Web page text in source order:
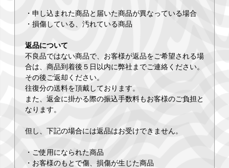
・申し込まれた商品と届いた商品が異なっている場合
・損傷している、汚れている商品
返品について
不良品ではない商品で、お客様が返品をご希望される場
合は、商品到着後５日以内に弊社までご連絡ください。
その後ご返却ください。
往復分の送料を頂戴しております。
また、返金に掛かる際の振込手数料もお客様のご負担と
なります。
但し、下記の場合には返品はお受けできません。
・ご使用になられた商品
・お客様のもとで傷、損傷が生じた商品